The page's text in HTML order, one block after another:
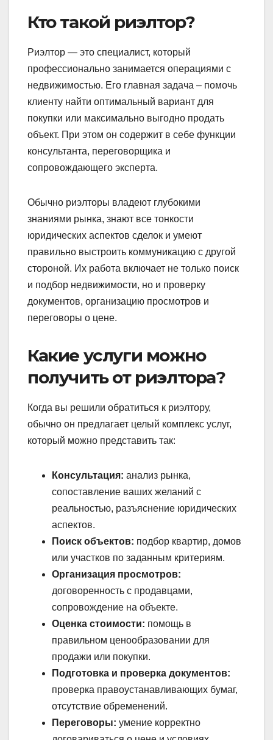
Кто такой риэлтор?
Риэлтор — это специалист, который
профессионально занимается операциями с
недвижимостью. Его главная задача – помочь
клиенту найти оптимальный вариант для
покупки или максимально выгодно продать
объект. При этом он содержит в себе функции
консультанта, переговорщика и
сопровождающего эксперта.
Обычно риэлторы владеют глубокими
знаниями рынка, знают все тонкости
юридических аспектов сделок и умеют
правильно выстроить коммуникацию с другой
стороной. Их работа включает не только поиск
и подбор недвижимости, но и проверку
документов, организацию просмотров и
переговоры о цене.
Какие услуги можно
получить от риэлтора?
Когда вы решили обратиться к риэлтору,
обычно он предлагает целый комплекс услуг,
который можно представить так:
Консультация: анализ рынка,
сопоставление ваших желаний с
реальностью, разъяснение юридических
аспектов.
Поиск объектов: подбор квартир, домов
или участков по заданным критериям.
Организация просмотров:
договоренность с продавцами,
сопровождение на объекте.
Оценка стоимости: помощь в
правильном ценообразовании для
продажи или покупки.
Подготовка и проверка документов:
проверка правоустанавливающих бумаг,
отсутствие обременений.
Переговоры: умение корректно